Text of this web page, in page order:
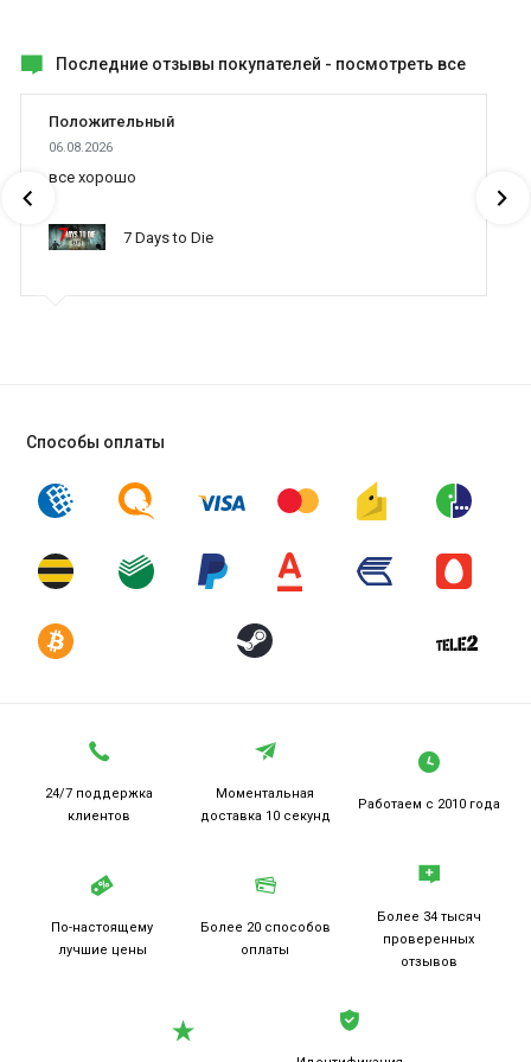
Последние отзывы покупателей - посмотреть все
Положительный
06.08.2026
все хорошо
7 Days to Die
Способы оплаты
24/7 поддержка
клиентов
Моментальная
доставка 10 секунд
Работаем с 2010 года
По-настоящему
лучшие цены
Более 20 способов
оплаты
Более 34 тысяч
проверенных
отзывов